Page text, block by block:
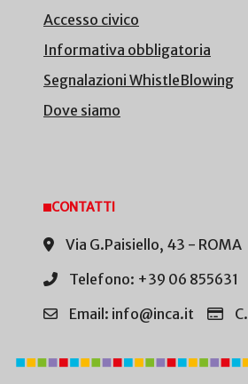
Accesso civico
Informativa obbligatoria
Segnalazioni WhistleBlowing
Dove siamo
CONTATTI
Via G.Paisiello, 43 - ROMA
Telefono: +39 06 855631
Email: info@inca.it